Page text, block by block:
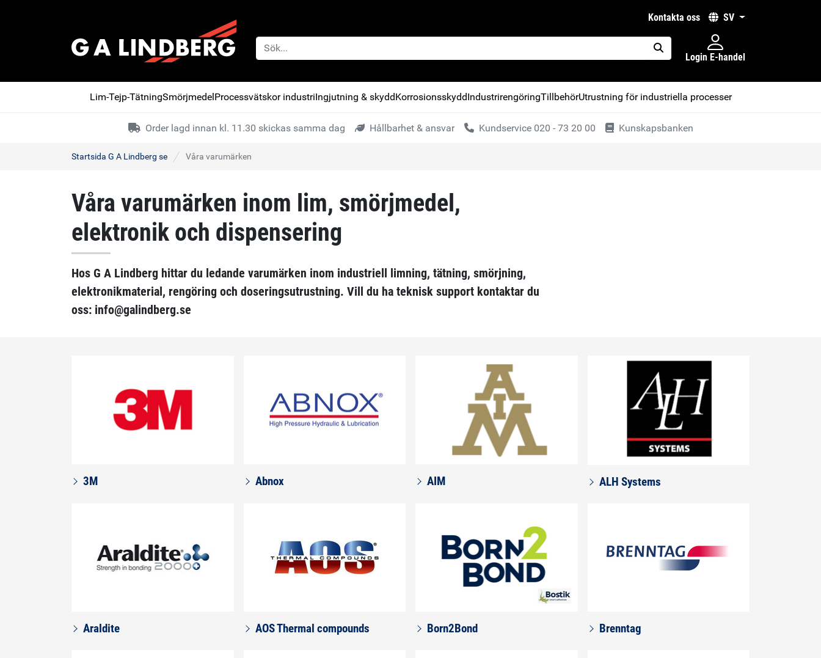
kontakta oss SV
placeholder.search
Login E-handel
Lim-Tejp-TätningSmörjmedelProcessvätskor industriIngjutning & skyddKorrosionsskyddIndustrirengöringTillbehörUtrustning för industriella processer
Order lagd innan kl. 11.30 skickas samma dag Hållbarhet & ansvar Kundservice 020 - 73 20 00 Kunskapsbanken
Startsida G A Lindberg se Våra varumärken
Våra varumärken inom lim, smörjmedel,
elektronik och dispensering
Hos G A Lindberg hittar du ledande varumärken inom industriell limning, tätning, smörjning,
elektronikmaterial, rengöring och doseringsutrustning. Vill du ha teknisk support kontaktar du
oss: info@galindberg.se
3M Abnox AIM ALH Systems
Araldite AOS Thermal compounds Born2Bond Brenntag